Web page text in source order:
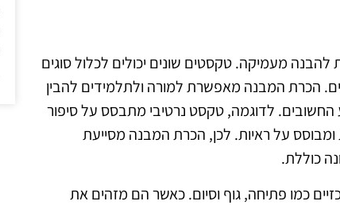
מעמיקה. טקסטים שונים יכולים לכלול סוגים
הכרת המבנה מאפשרת למורה ולתלמידים להבין
החשובים. לדוגמה, טקסט נרטיבי מתבסס על סיפור
על ראיות. לכן, הכרת המבנה מסייעת
כוללת.
כמו פתיחה, גוף וסיום. כאשר הם מזהים את